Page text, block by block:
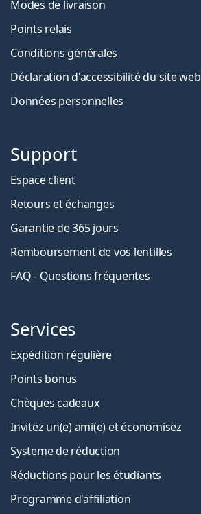
Modes de livraison
Points relais
Conditions générales
Déclaration d'accessibilité du site web
Données personnelles
Support
Espace client
Retours et échanges
Garantie de 365 jours
Remboursement de vos lentilles
FAQ - Questions fréquentes
Services
Expédition régulière
Points bonus
Chèques cadeaux
Invitez un(e) ami(e) et économisez
Systeme de réduction
Réductions pour les étudiants
Programme d'affiliation